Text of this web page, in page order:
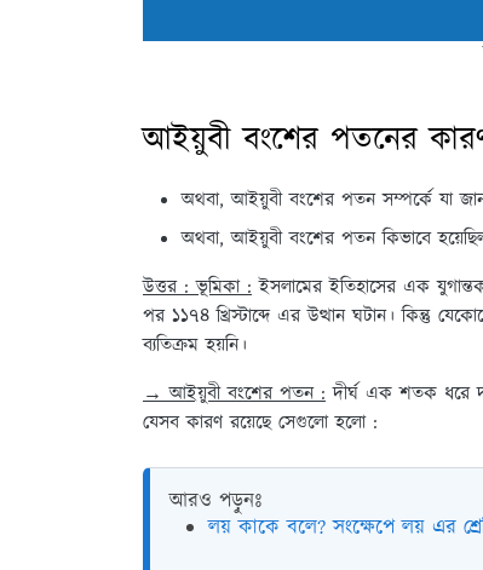
আইয়ুবী বংশের পতনের
অথবা, আইয়ুবী বংশের পতন সম্পর্কে যা
অথবা, আইয়ুবী বংশের পতন কিভাবে
উত্তর : ভূমিকা : ইসলামের ইতিহাসের এক
পর ১১৭৪ খ্রিস্টাব্দে এর উত্থান ঘটান। কিন্তু
ব্যতিক্রম হয়নি।
→ আইয়ুবী বংশের পতন : দীর্ঘ এক শতক ধরে
যেসব কারণ রয়েছে সেগুলো হলো :
আরও পড়ুনঃ
লয় কাকে বলে? সংক্ষেপে লয় এর